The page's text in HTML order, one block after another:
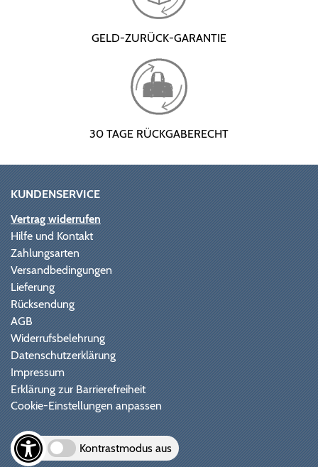
GELD-ZURÜCK-GARANTIE
30 TAGE RÜCKGABERECHT
KUNDENSERVICE
Vertrag widerrufen
Hilfe und Kontakt
Zahlungsarten
Versandbedingungen
Lieferung
Rücksendung
AGB
Widerrufsbelehrung
Datenschutzerklärung
Impressum
Erklärung zur Barrierefreiheit
Cookie-Einstellungen anpassen
Kontrastmodus aus